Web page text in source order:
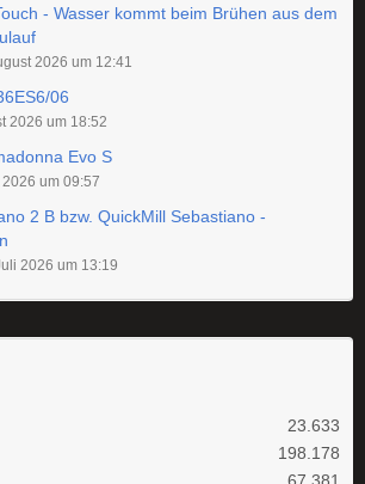
- Wasser kommt beim Brühen aus dem
2026 um 12:41
06
2026 um 18:52
Evo S
um 09:57
2 B bzw. QuickMill Sebastiano -
2026 um 13:19
23.633
198.178